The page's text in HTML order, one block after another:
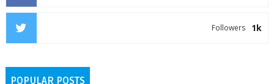
1k
Followers
POPULAR POSTS